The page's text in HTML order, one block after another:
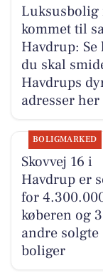
Luksusbolig
kommet til
Havdrup: Se
du skal
Havdrups
adresser her
BOLIGMARKED
Skovvej 16 i
Havdrup er
for
køberen og 3
andre solgte
boliger